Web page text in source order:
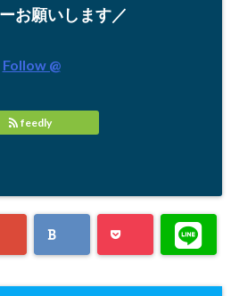
お願いします／
Follow @
feedly